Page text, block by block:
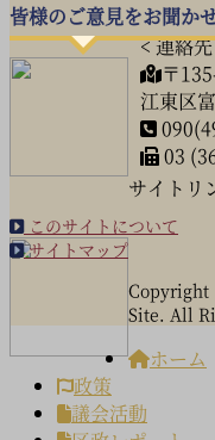
皆様のご意見をお聞か
< 連絡
〒
江東区
03
サイトリ
このサイトについて
サイトマップ
Site. All
ホーム
政策
議会活動